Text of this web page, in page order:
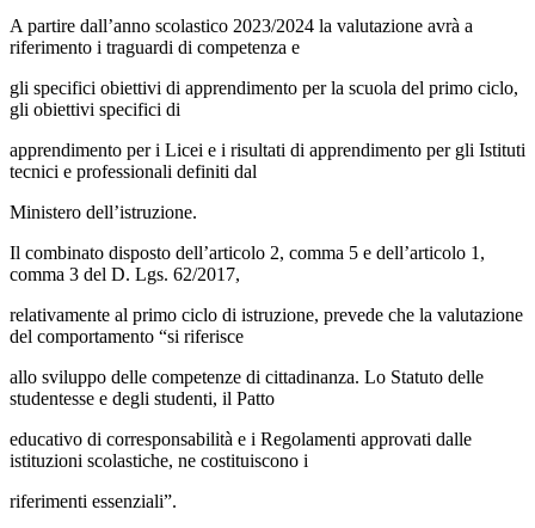
A partire dall’anno scolastico 2023/2024 la valutazione avrà a
riferimento i traguardi di competenza e
gli specifici obiettivi di apprendimento per la scuola del primo ciclo,
gli obiettivi specifici di
apprendimento per i Licei e i risultati di apprendimento per gli Istituti
tecnici e professionali definiti dal
Ministero dell’istruzione.
Il combinato disposto dell’articolo 2, comma 5 e dell’articolo 1,
comma 3 del D. Lgs. 62/2017,
relativamente al primo ciclo di istruzione, prevede che la valutazione
del comportamento “si riferisce
allo sviluppo delle competenze di cittadinanza. Lo Statuto delle
studentesse e degli studenti, il Patto
educativo di corresponsabilità e i Regolamenti approvati dalle
istituzioni scolastiche, ne costituiscono i
riferimenti essenziali”.